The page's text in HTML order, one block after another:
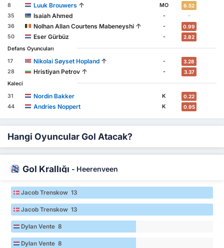
8
Luuk Brouwers ↑ MO 6.52
35 Isaiah Ahmed -
-
36
Nolhan Allan Courtens Mabeneyshi ↑ - 0.99
50 Eser Gürbüz - 2.82
Defans Oyuncuları
17
Nikolai Søyset Hopland ↑ - 3.28
28 Hristiyan Petrov ↑ - 3.37
Kaleci
31
Nordin Bakker K 0.22
44 Andries Noppert K 0.95
Hangi Oyuncular Gol Atacak?
Gol Krallığı - Heerenveen
Jacob Trenskow 13
Jacob Trenskow 13
Dylan Vente 8
Dylan Vente 8